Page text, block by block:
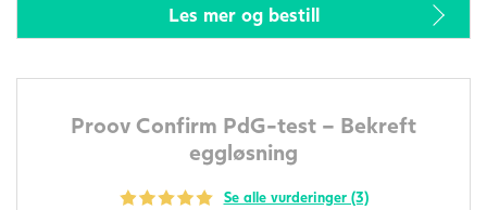
Les mer og bestill
Proov Confirm PdG-test – Bekreft
eggløsning
Se alle vurderinger (3)